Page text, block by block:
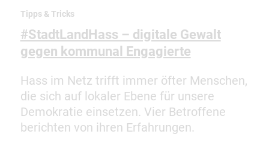
Tipps & Tricks
#StadtLandHass – digitale Gewalt
gegen kommunal Engagierte
Hass im Netz trifft immer öfter Menschen,
die sich auf lokaler Ebene für unsere
Demokratie einsetzen. Vier Betroffene
berichten von ihren Erfahrungen.